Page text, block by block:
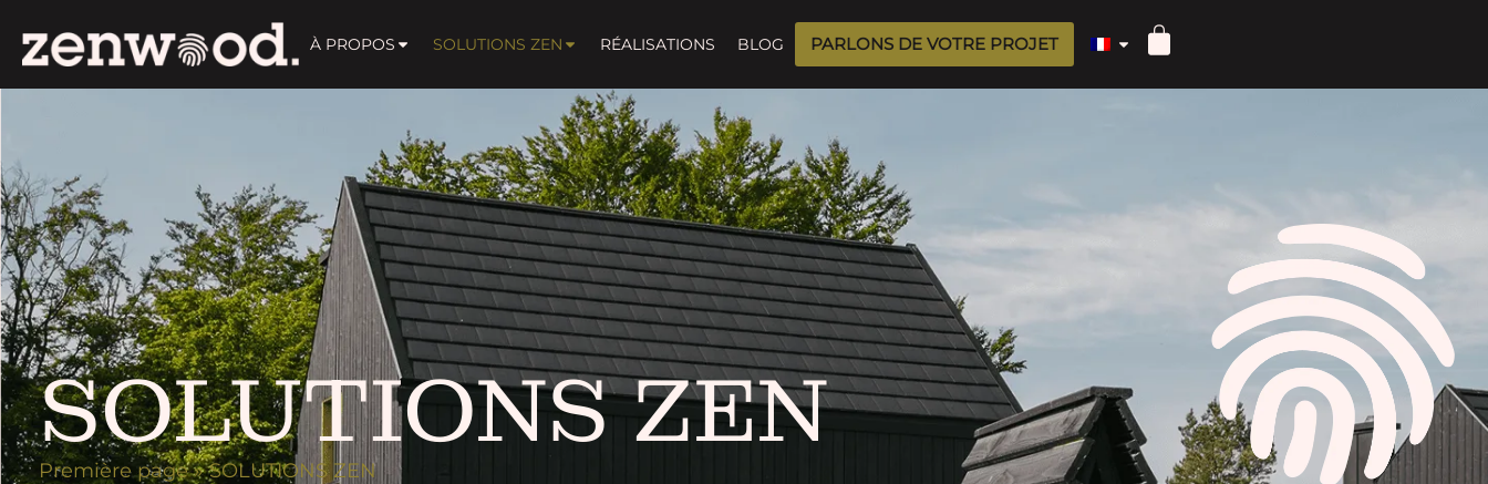
À PROPOS SOLUTIONS ZEN RÉALISATIONS BLOG PARLONS DE VOTRE PROJET
SOLUTIONS ZEN
Première page»SOLUTIONS ZEN